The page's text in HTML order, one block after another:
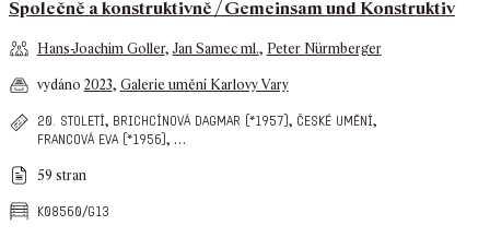
Společně a konstruktivně / Gemeinsam und Konstruktiv
Hans-Joachim Goller,Jan Samec ml., Peter Nürmberger
vydáno 2023, Galerie umění Karlovy Vary
20. století, brichcínová dagmar (*1957), české umění,
francová eva (*1956), …
59 stran
k08560/g13